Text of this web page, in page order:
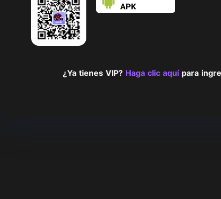
¿Ya tienes VIP? Haga clic aquípara